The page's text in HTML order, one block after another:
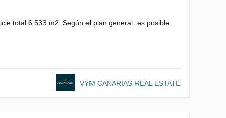
total 6.533 m2. Según el plan general, es posible
VYM CANARIAS REAL ESTATE